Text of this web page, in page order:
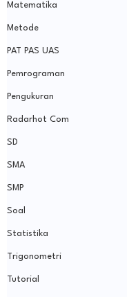
Matematika
Metode
PAT PAS UAS
Pemrograman
Pengukuran
Radarhot Com
SD
SMA
SMP
Soal
Statistika
Trigonometri
Tutorial